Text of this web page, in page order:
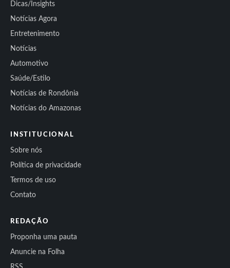
Dicas/Insights
Notícias Agora
Entretenimento
Notícias
Automotivo
Saúde/Estilo
Notícias de Rondônia
Notícias do Amazonas
INSTITUCIONAL
Sobre nós
Política de privacidade
Termos de uso
Contato
REDAÇÃO
Proponha uma pauta
Anuncie na Folha